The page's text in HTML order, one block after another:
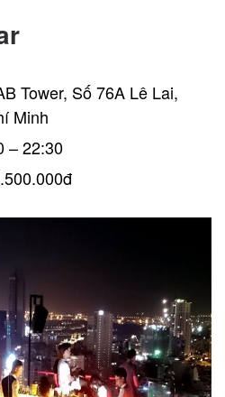
Tower, Số 76A Lê Lai,
Minh
– 22:30